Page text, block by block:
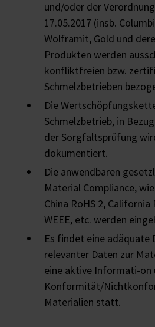
und/oder der
17.05.2017 (insb.
Wolframit, Gold und
Produkten werden
konfliktfreien bzw.
Schmelzbetrieben
Die
Schmelzbetrieb, in
der Sorgfaltsprüfung
dokumentiert.
Die anwendbaren
Material Compliance, wie
China RoHS 2,
WEEE, etc. werden
Es findet eine adäquate
relevanter Daten zur
eine aktive Informati-on
Konformität/
Materialien statt.